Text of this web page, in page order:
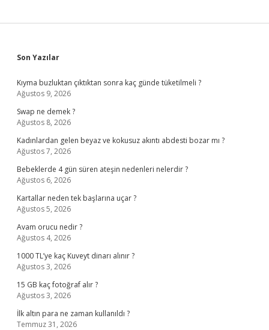
Sidebar
Son Yazılar
Kıyma buzluktan çıktıktan sonra kaç günde tüketilmeli ?
Ağustos 9, 2026
Swap ne demek ?
Ağustos 8, 2026
Kadınlardan gelen beyaz ve kokusuz akıntı abdesti bozar mı ?
Ağustos 7, 2026
Bebeklerde 4 gün süren ateşin nedenleri nelerdir ?
Ağustos 6, 2026
Kartallar neden tek başlarına uçar ?
Ağustos 5, 2026
Avam orucu nedir ?
Ağustos 4, 2026
1000 TL’ye kaç Kuveyt dinarı alınır ?
Ağustos 3, 2026
15 GB kaç fotoğraf alır ?
Ağustos 3, 2026
İlk altın para ne zaman kullanıldı ?
Temmuz 31, 2026